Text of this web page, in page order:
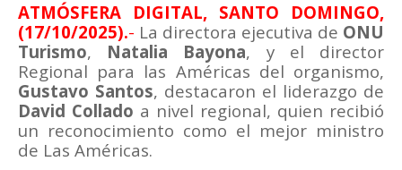
ATMÓSFERA DIGITAL, SANTO DOMINGO,
(17/10/2025).- La directora ejecutiva de ONU
Turismo, Natalia Bayona, y el director
Regional para las Américas del organismo,
Gustavo Santos, destacaron el liderazgo de
David Collado a nivel regional, quien recibió
un reconocimiento como el mejor ministro
de Las Américas.